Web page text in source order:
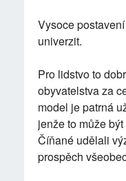
Vysoce
univerzit.
Pro lidstvo to
obyvatelstva za
model je patrná
jenže to může
Číňané udělali
prospěch